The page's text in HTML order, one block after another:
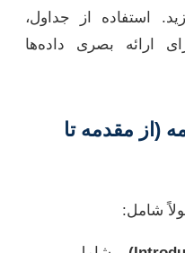
استفاده از جداول،
ارائه بصری داده‌ها
(از مقدمه تا
شامل: